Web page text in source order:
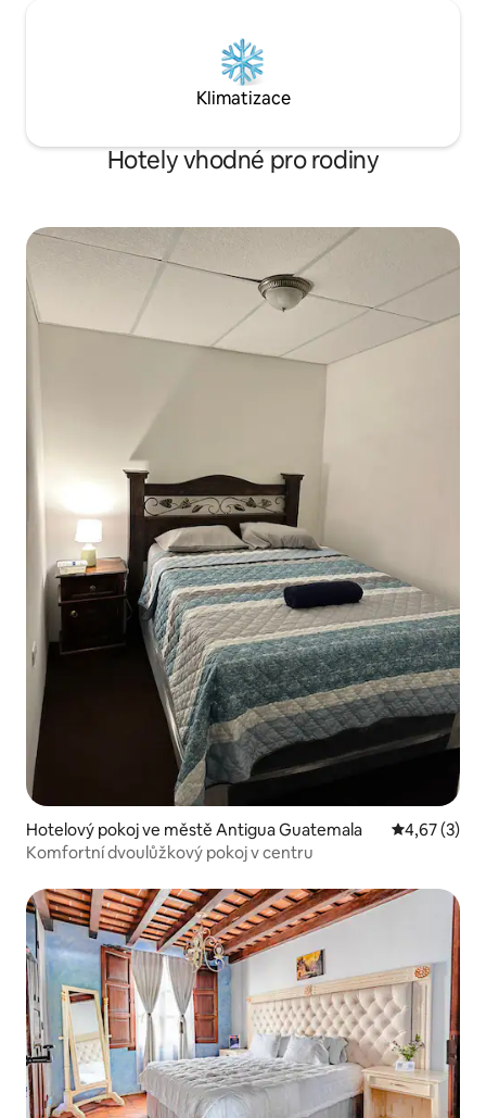
Klimatizace
Hotely vhodné pro rodiny
Hotelový pokoj ve městě Antigua Guatemala Průměrné
4,67 (3)
Komfortní dvoulůžkový pokoj v centru